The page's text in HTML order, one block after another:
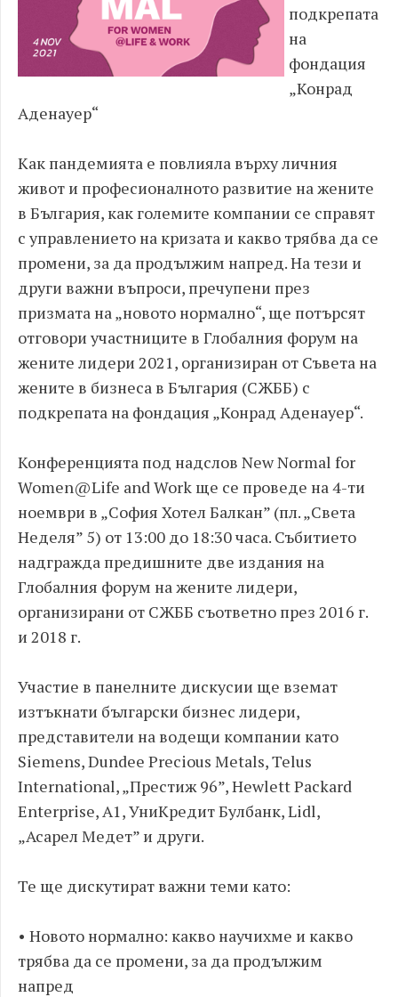
подкрепата
на
фондация
„Конрад
Аденауер“
Как пандемията е повлияла върху личния
живот и професионалното развитие на жените
в България, как големите компании се справят
с управлението на кризата и какво трябва да се
промени, за да продължим напред. На тези и
други важни въпроси, пречупени през
призмата на „новото нормално“, ще потърсят
отговори участниците в Глобалния форум на
жените лидери 2021, организиран от Съвета на
жените в бизнеса в България (СЖББ) с
подкрепата на фондация „Конрад Аденауер“.
Конференцията под надслов New Normal for
Women@Life and Work ще се проведе на 4-ти
ноември в „София Хотел Балкан” (пл. „Света
Неделя” 5) от 13:00 до 18:30 часа. Събитието
надгражда предишните две издания на
Глобалния форум на жените лидери,
организирани от СЖББ съответно през 2016 г.
и 2018 г.
Участие в панелните дискусии ще вземат
изтъкнати български бизнес лидери,
представители на водещи компании като
Siemens, Dundee Precious Metals, Telus
International, „Престиж 96”, Hewlett Packard
Enterprise, A1, УниКредит Булбанк, Lidl,
„Асарел Медет” и други.
Те ще дискутират важни теми като:
• Новото нормално: какво научихме и какво
трябва да се промени, за да продължим
напред